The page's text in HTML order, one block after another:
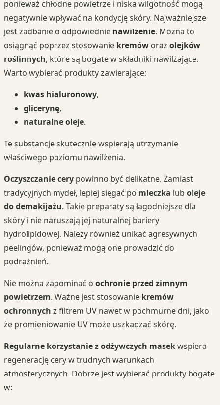
ponieważ chłodne powietrze i niska wilgotność mogą
negatywnie wpływać na kondycję skóry. Najważniejsze
jest zadbanie o odpowiednie nawilżenie. Można to
osiągnąć poprzez stosowanie kremów oraz olejków
roślinnych, które są bogate w składniki nawilżające.
Warto wybierać produkty zawierające:
kwas hialuronowy,
glicerynę,
naturalne oleje.
Te substancje skutecznie wspierają utrzymanie
właściwego poziomu nawilżenia.
Oczyszczanie cery powinno być delikatne. Zamiast
tradycyjnych mydeł, lepiej sięgać po mleczka lub oleje
do demakijażu. Takie preparaty są łagodniejsze dla
skóry i nie naruszają jej naturalnej bariery
hydrolipidowej. Należy również unikać agresywnych
peelingów, ponieważ mogą one prowadzić do
podrażnień.
Nie można zapominać o ochronie przed zimnym
powietrzem. Ważne jest stosowanie kremów
ochronnych z filtrem UV nawet w pochmurne dni, jako
że promieniowanie UV może uszkadzać skórę.
Regularne korzystanie z odżywczych masekwspiera
regenerację cery w trudnych warunkach
atmosferycznych. Dobrze jest wybierać produkty bogate
w: